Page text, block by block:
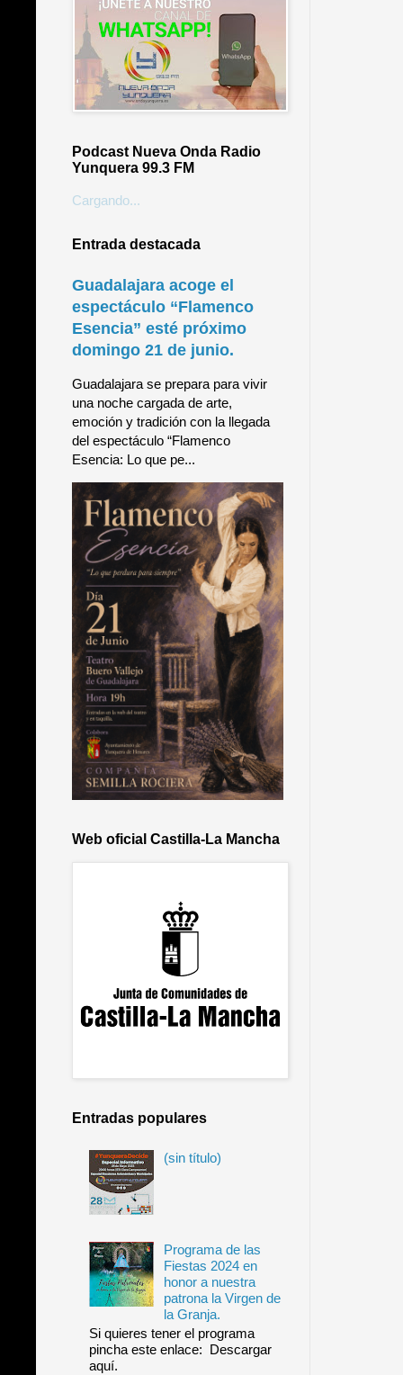
Podcast Nueva Onda Radio
Yunquera 99.3 FM
Cargando...
Entrada destacada
Guadalajara acoge el
espectáculo “Flamenco
Esencia” esté próximo
domingo 21 de junio.
Guadalajara se prepara para vivir
una noche cargada de arte,
emoción y tradición con la llegada
del espectáculo “Flamenco
Esencia: Lo que pe...
Web oficial Castilla-La Mancha
Entradas populares
(sin título)
Programa de las
Fiestas 2024 en
honor a nuestra
patrona la Virgen de
la Granja.
Si quieres tener el programa
pincha este enlace: Descargar
aquí.